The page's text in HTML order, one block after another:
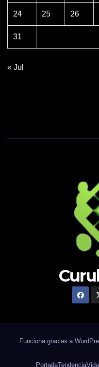
24 25 26
31
« Jul
Funciona gracias a
PortadaTendencia